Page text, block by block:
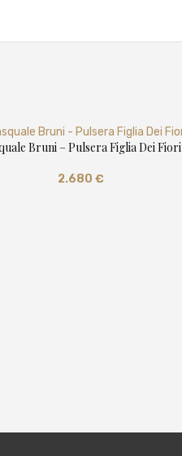
Bruni – Pulsera Figlia Dei Fiori
2.680 €